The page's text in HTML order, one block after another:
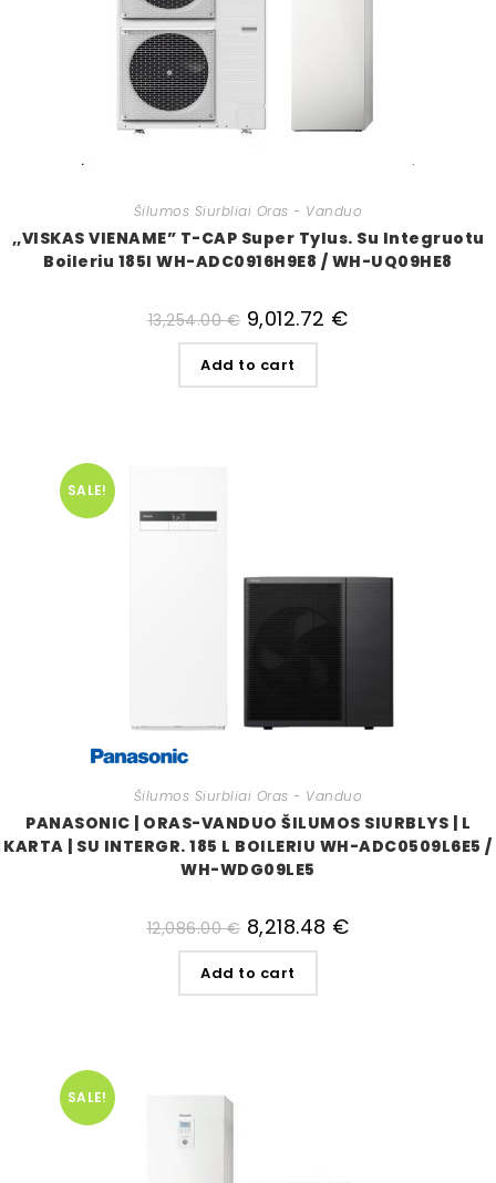
Šilumos Siurbliai Oras - Vanduo
,,VISKAS VIENAME” T-CAP Super Tylus. Su Integruotu
Boileriu 185l WH-ADC0916H9E8 / WH-UQ09HE8
13,254.00€ 9,012.72 €
Add to cart
SALE!
Šilumos Siurbliai Oras - Vanduo
PANASONIC | ORAS-VANDUO ŠILUMOS SIURBLYS | L
KARTA | SU INTERGR. 185 L BOILERIU WH-ADC0509L6E5 /
WH-WDG09LE5
12,086.00€ 8,218.48 €
Add to cart
SALE!